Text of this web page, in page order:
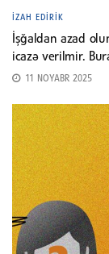
İZAH EDIRIK
İşğaldan azad
icazə verilmir.
11 NOYABR 2025